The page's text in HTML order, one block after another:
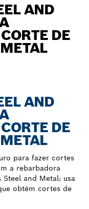
AND
DE
AND
DE
para fazer cortes
a rebarbadora
Steel and Metal: usa
obtém cortes de